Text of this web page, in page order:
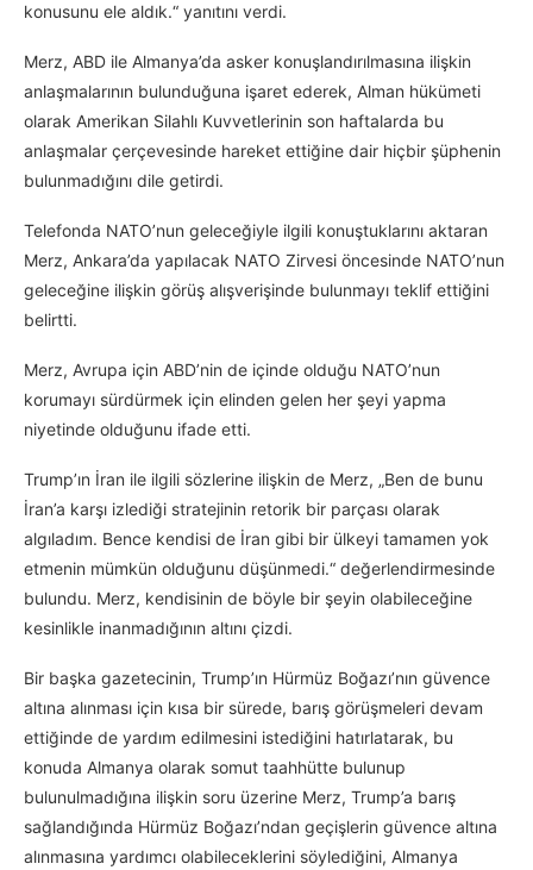
konusunu ele aldık.“ yanıtını verdi.
Merz, ABD ile Almanya’da asker konuşlandırılmasına ilişkin
anlaşmalarının bulunduğuna işaret ederek, Alman hükümeti
olarak Amerikan Silahlı Kuvvetlerinin son haftalarda bu
anlaşmalar çerçevesinde hareket ettiğine dair hiçbir şüphenin
bulunmadığını dile getirdi.
Telefonda NATO’nun geleceğiyle ilgili konuştuklarını aktaran
Merz, Ankara’da yapılacak NATO Zirvesi öncesinde NATO’nun
geleceğine ilişkin görüş alışverişinde bulunmayı teklif ettiğini
belirtti.
Merz, Avrupa için ABD’nin de içinde olduğu NATO’nun
korumayı sürdürmek için elinden gelen her şeyi yapma
niyetinde olduğunu ifade etti.
Trump’ın İran ile ilgili sözlerine ilişkin de Merz, „Ben de bunu
İran’a karşı izlediği stratejinin retorik bir parçası olarak
algıladım. Bence kendisi de İran gibi bir ülkeyi tamamen yok
etmenin mümkün olduğunu düşünmedi.“ değerlendirmesinde
bulundu. Merz, kendisinin de böyle bir şeyin olabileceğine
kesinlikle inanmadığının altını çizdi.
Bir başka gazetecinin, Trump’ın Hürmüz Boğazı’nın güvence
altına alınması için kısa bir sürede, barış görüşmeleri devam
ettiğinde de yardım edilmesini istediğini hatırlatarak, bu
konuda Almanya olarak somut taahhütte bulunup
bulunulmadığına ilişkin soru üzerine Merz, Trump’a barış
sağlandığında Hürmüz Boğazı’ndan geçişlerin güvence altına
alınmasına yardımcı olabileceklerini söylediğini, Almanya